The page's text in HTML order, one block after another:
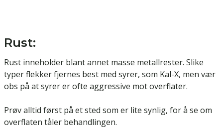
Rust:
Rust inneholder blant annet masse metallrester. Slike
typer flekker fjernes best med syrer, som Kal-X, men vær
obs på at syrer er ofte aggressive mot overflater.
Prøv alltid først på et sted som er lite synlig, for å se om
overflaten tåler behandlingen.